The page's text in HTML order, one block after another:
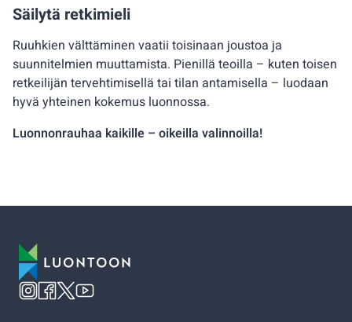
Säilytä retkimieli
Ruuhkien välttäminen vaatii toisinaan joustoa ja
suunnitelmien muuttamista. Pienillä teoilla – kuten toisen
retkeilijän tervehtimisellä tai tilan antamisella – luodaan
hyvä yhteinen kokemus luonnossa.
Luonnonrauhaa kaikille – oikeilla valinnoilla!